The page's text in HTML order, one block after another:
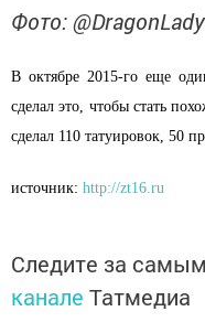
Фото:
В октябре 2015-го еще
сделал это, чтобы стать
сделал 110 татуировок, 50
источник: http://zt16.ru
Следите за
канале Татмедиа